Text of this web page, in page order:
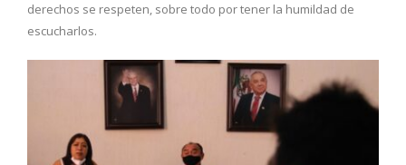
derechos se respeten, sobre todo por tener la humildad de
escucharlos.